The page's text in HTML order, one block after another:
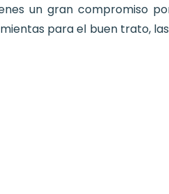
un gran compromiso
para el buen trato,